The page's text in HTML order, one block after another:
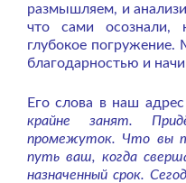
размышляем, и
что сами осознали,
глубокое
благодарностью и
Его слова в наш
крайне занят.
промежуток. Что вы
путь ваш, когда
назначенный срок.